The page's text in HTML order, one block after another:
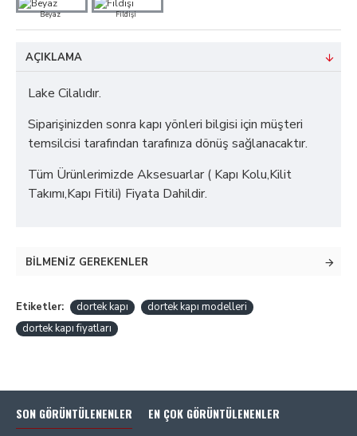
Beyaz Fildişi
AÇIKLAMA
Lake Cilalıdır.
Siparişinizden sonra kapı yönleri bilgisi için müşteri
temsilcisi tarafından tarafınıza dönüş sağlanacaktır.
Tüm Ürünlerimizde Aksesuarlar ( Kapı Kolu,Kilit
Takımı,Kapı Fitili) Fiyata Dahildir.
BILMENIZ GEREKENLER
Etiketler: dortek kapı
dortek kapı modelleri
dortek kapı fiyatları
SON GÖRÜNTÜLENENLER EN ÇOK GÖRÜNTÜLENENLER